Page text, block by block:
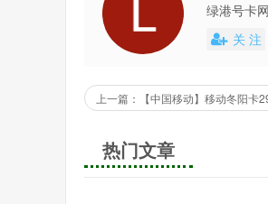
绿港号卡
还会不定
关 注
上一篇：【中国移动】移动冬阳卡
热门文章